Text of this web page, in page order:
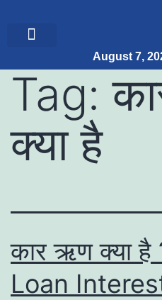
August 7,
Tag:
क्या है
कार ऋण क्या
Loan